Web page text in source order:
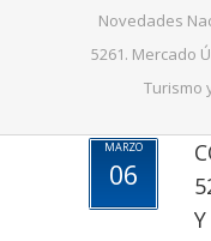
Novedades
5261. Mercado
Turismo
MARZO
06